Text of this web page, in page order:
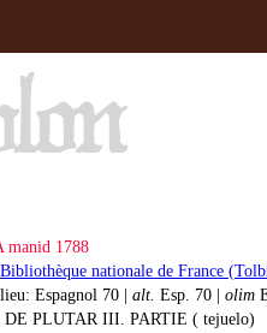
manid 1788
Bibliothèque nationale de France
Espagnol 70 | alt. Esp. 70 | olim
DE PLUTAR III. PARTIE ( tejuelo)